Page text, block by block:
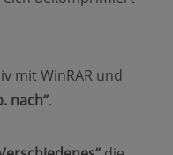
mit WinRAR und
nach“.